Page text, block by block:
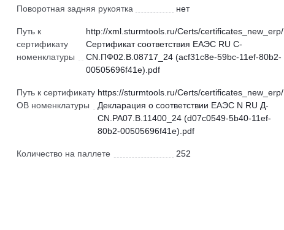
Поворотная задняя рукоятка нет
Путь к
сертификату
номенклатуры
http://xml.sturmtools.ru/Certs/certificates_new_erp/
Сертификат соответствия ЕАЭС RU С-
CN.ПФ02.В.08717_24 (acf31c8e-59bc-11ef-80b2-
00505696f41e).pdf
Путь к сертификату
ОВ номенклатуры
https://sturmtools.ru/Certs/certificates_new_erp/
Декларация о соответствии ЕАЭС N RU Д-
CN.РА07.В.11400_24 (d07c0549-5b40-11ef-
80b2-00505696f41e).pdf
Количество на паллете 252